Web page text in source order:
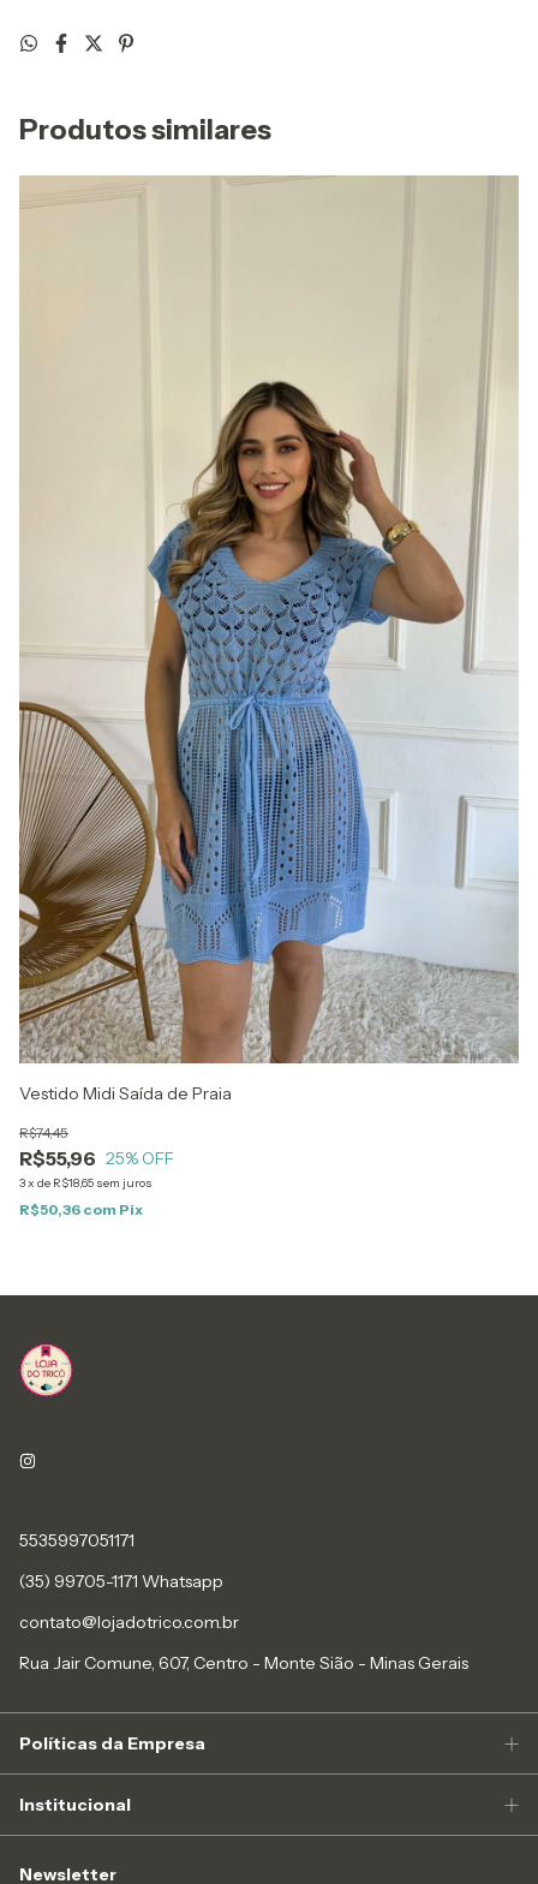
Produtos similares
Vestido Midi Saída de Praia
R$55,96
R$74,45
25% OFF
3x de R$18,65 sem juros
R$50,36 com Pix
5535997051171
(35) 99705-1171 Whatsapp
contato@lojadotrico.com.br
Rua Jair Comune, 607, Centro - Monte Sião - Minas Gerais
Políticas da Empresa
Institucional
Newsletter